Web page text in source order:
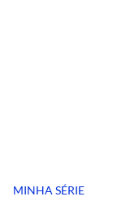
MINHA SÉRIE